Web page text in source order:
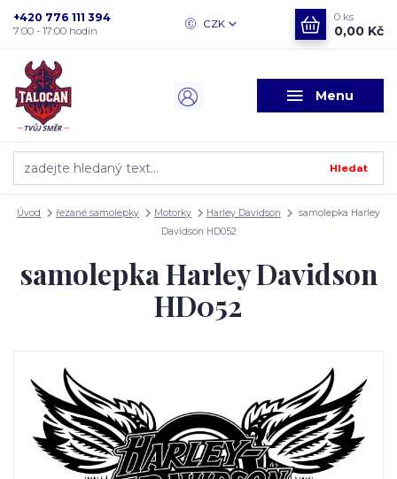
Menu
CZK
Hledat
+420 776 111 394
7:00 - 17:00 hodin
0 ks
0,00 Kč
Úvod řezané samolepky Motorky Harley Davidson
samolepka Harley
Davidson HD052
samolepka Harley Davidson
HD052